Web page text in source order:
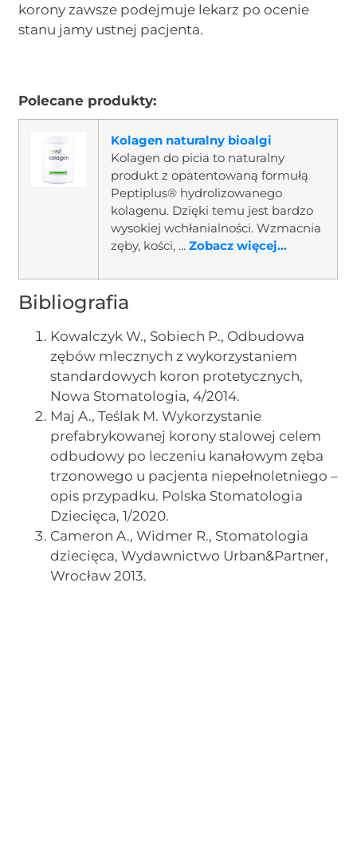
korony zawsze podejmuje lekarz po ocenie
stanu jamy ustnej pacjenta.
Polecane produkty:
Kolagen naturalny bioalgi
Kolagen do picia to naturalny
produkt z opatentowaną formułą
Peptiplus® hydrolizowanego
kolagenu. Dzięki temu jest bardzo
wysokiej wchłanialności. Wzmacnia
zęby, kości, ...Zobacz więcej...
Bibliografia
Kowalczyk W., Sobiech P., Odbudowa
zębów mlecznych z wykorzystaniem
standardowych koron protetycznych,
Nowa Stomatologia, 4/2014.
Maj A., Teślak M. Wykorzystanie
prefabrykowanej korony stalowej celem
odbudowy po leczeniu kanałowym zęba
trzonowego u pacjenta niepełnoletniego –
opis przypadku. Polska Stomatologia
Dziecięca, 1/2020.
Cameron A., Widmer R., Stomatologia
dziecięca, Wydawnictwo Urban&Partner,
Wrocław 2013.